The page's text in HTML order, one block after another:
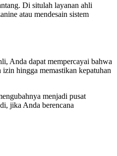
Di situlah layanan ahli
atau mendesain sistem
Anda dapat mempercayai bahwa
hingga memastikan kepatuhan
menjadi pusat
jika Anda berencana